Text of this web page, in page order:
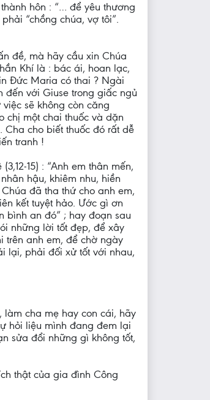
hôn : “… để yêu thương
“chồng chúa, vợ tôi”.
đề, mà hãy cầu xin Chúa
Khí là : bác ái, hoan lạc,
Đức Maria có thai ? Ngài
đến với Giuse trong giấc ngủ
sẽ không còn căng
chị một chai thuốc và dặn
Cha cho biết thuốc đó rất dễ
tranh !
15) : “Anh em thân mến,
hậu, khiêm nhu, hiền
đã tha thứ cho anh em,
kết tuyệt hảo. Ước gì ơn
bình an đó” ; hay đoạn sau
những lời tốt đẹp, để xây
trên anh em, để chờ ngày
lại, phải đối xử tốt với nhau,
cha mẹ hay con cái, hãy
hỏi liệu mình đang đem lại
sửa đổi những gì không tốt,
thật của gia đình Công